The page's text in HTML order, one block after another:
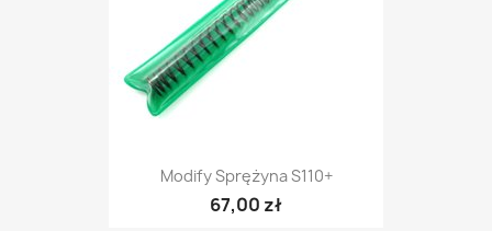
Modify Sprężyna S110+
67,00 zł